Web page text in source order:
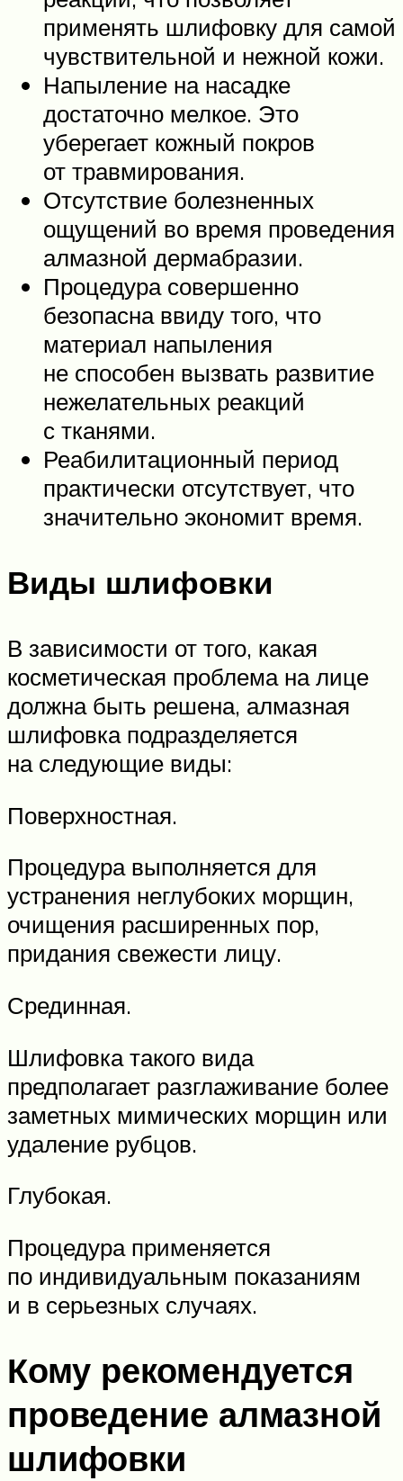
применять шлифовку для самой
чувствительной и нежной кожи.
Напыление на насадке
достаточно мелкое. Это
уберегает кожный покров
от травмирования.
Отсутствие болезненных
ощущений во время проведения
алмазной дермабразии.
Процедура совершенно
безопасна ввиду того, что
материал напыления
не способен вызвать развитие
нежелательных реакций
с тканями.
Реабилитационный период
практически отсутствует, что
значительно экономит время.
Виды шлифовки
В зависимости от того, какая
косметическая проблема на лице
должна быть решена, алмазная
шлифовка подразделяется
на следующие виды:
Поверхностная.
Процедура выполняется для
устранения неглубоких морщин,
очищения расширенных пор,
придания свежести лицу.
Срединная.
Шлифовка такого вида
предполагает разглаживание более
заметных мимических морщин или
удаление рубцов.
Глубокая.
Процедура применяется
по индивидуальным показаниям
и в серьезных случаях.
Кому рекомендуется
проведение алмазной
шлифовки